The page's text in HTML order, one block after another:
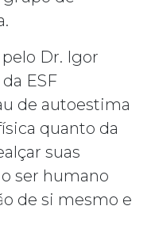
Dr. Igor
ESF
de autoestima
quanto da
suas
ser humano
de si mesmo e